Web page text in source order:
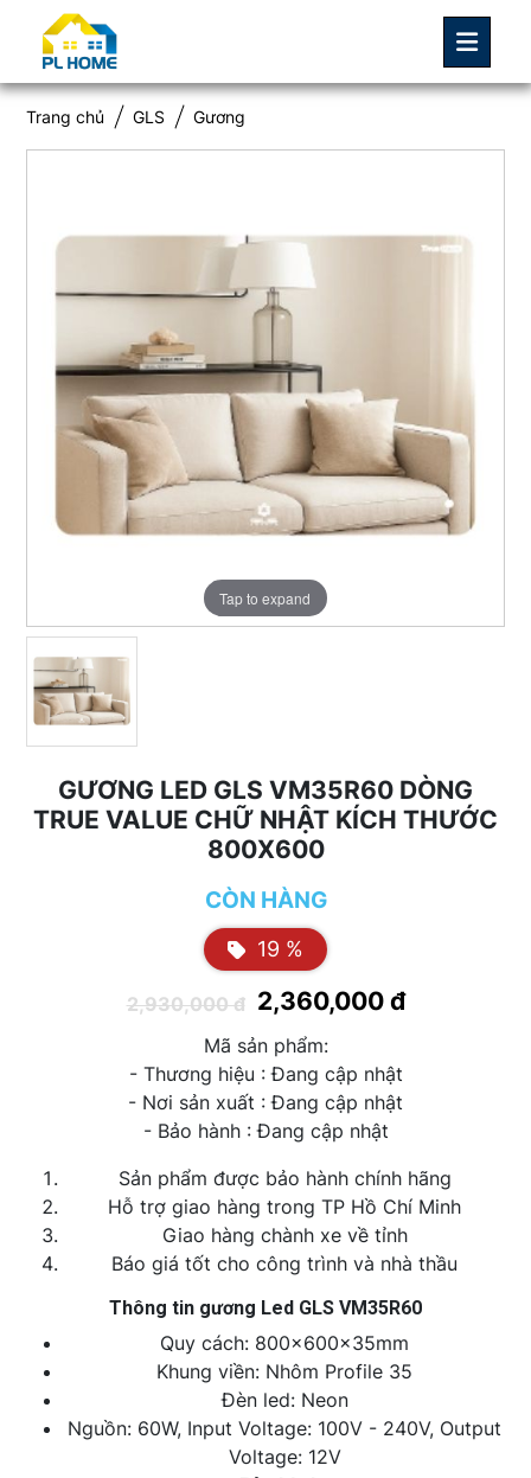
Trang chủ GLS Gương
Tap to expand
GƯƠNG LED GLS VM35R60 DÒNG
TRUE VALUE CHỮ NHẬT KÍCH THƯỚC
800X600
CÒN HÀNG
19 %
2,930,000 đ 2,360,000 đ
Mã sản phẩm:
- Thương hiệu : Đang cập nhật
- Nơi sản xuất : Đang cập nhật
- Bảo hành : Đang cập nhật
Sản phẩm được bảo hành chính hãng
Hỗ trợ giao hàng trong TP Hồ Chí Minh
Giao hàng chành xe về tỉnh
Báo giá tốt cho công trình và nhà thầu
Thông tin gương Led GLS VM35R60
Quy cách: 800x600x35mm
Khung viền: Nhôm Profile 35
Đèn led: Neon
Nguồn: 60W, Input Voltage: 100V - 240V, Output
Voltage: 12V